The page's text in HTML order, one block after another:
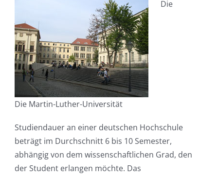
Die Martin-Luther-Universität
Die
Studiendauer an einer deutschen Hochschule
beträgt im Durchschnitt 6 bis 10 Semester,
abhängig von dem wissenschaftlichen Grad, den
der Student erlangen möchte. Das